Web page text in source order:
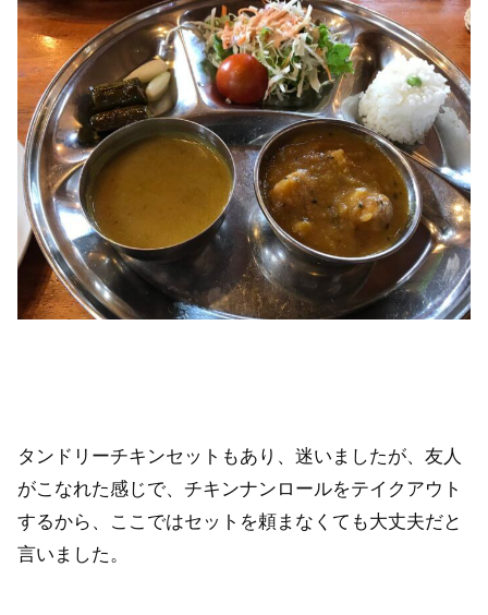
タンドリーチキンセットもあり、迷いましたが、友人
がこなれた感じで、チキンナンロールをテイクアウト
するから、ここではセットを頼まなくても大丈夫だと
言いました。